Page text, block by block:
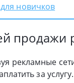
новичков
продажи
рекламные
за услугу.